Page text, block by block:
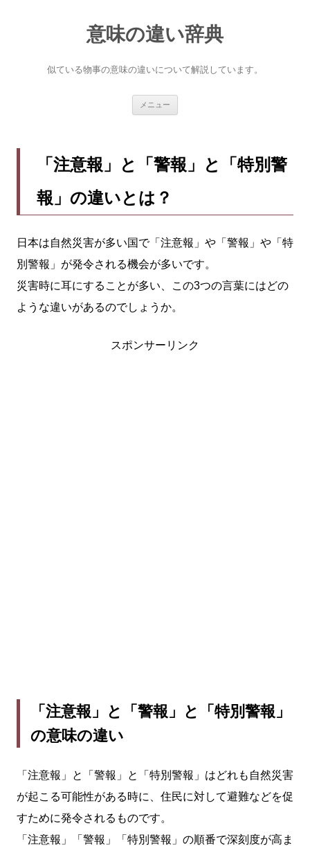
意味の違い辞典
似ている物事の意味の違いについて解説しています。
メニュー
へ
ス
「注意報」と「警報」と「特別警
報」の違いとは？
日本は自然災害が多い国で「注意報」や「警報」や「特
別警報」が発令される機会が多いです。
災害時に耳にすることが多い、この3つの言葉にはどの
ような違いがあるのでしょうか。
スポンサーリンク
「注意報」と「警報」と「特別警報」
の意味の違い
「注意報」と「警報」と「特別警報」はどれも自然災害
が起こる可能性がある時に、住民に対して避難などを促
すために発令されるものです。
「注意報」「警報」「特別警報」の順番で深刻度が高ま